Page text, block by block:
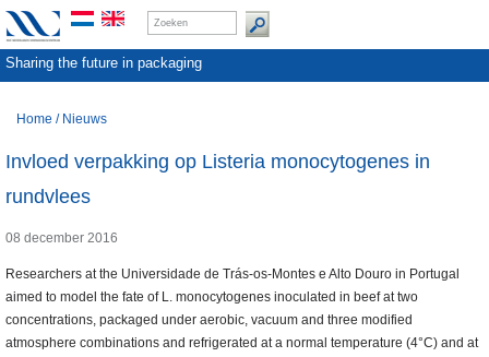
Sharing the future in packaging
Home / Nieuws
Invloed verpakking op Listeria monocytogenes in
rundvlees
08 december 2016
Researchers at the Universidade de Trás-os-Montes e Alto Douro in Portugal
aimed to model the fate of L. monocytogenes inoculated in beef at two
concentrations, packaged under aerobic, vacuum and three modified
atmosphere combinations and refrigerated at a normal temperature (4°C) and at